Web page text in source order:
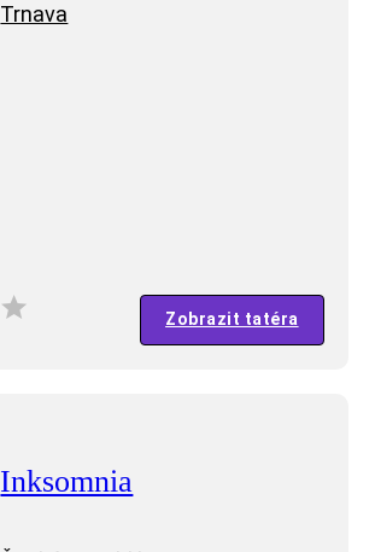
Trnava
Zobrazit tatéra
Inksomnia